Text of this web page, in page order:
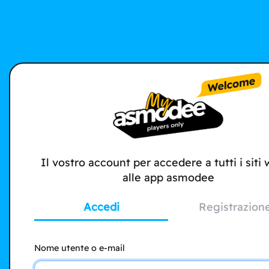
Il vostro account per accedere a tutti i siti
alle app asmodee
Accedi
Nome utente o e-mail